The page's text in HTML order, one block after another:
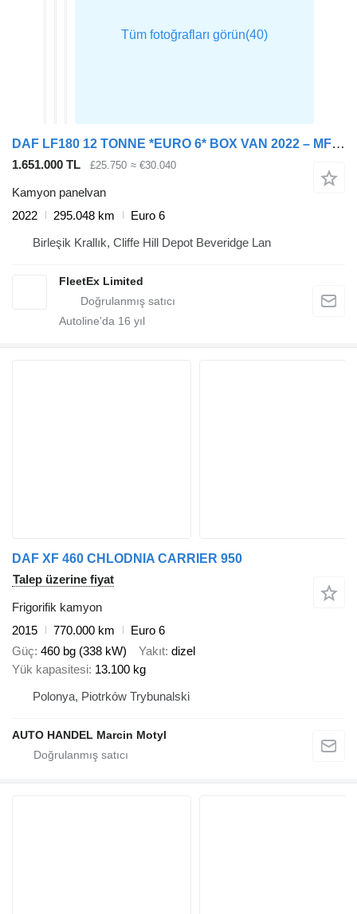
DAF LF180 12 TONNE *EURO 6* BOX VAN 2022 – MF72 OPA
1.651.000 TL £25.750 ≈ €30.040
Kamyon panelvan
2022
295.048 km
Euro 6
Birleşik Krallık, Cliffe Hill Depot Beveridge Lan
FleetEx Limited
Autoline'da 16 yıl
DAF XF 460 CHLODNIA CARRIER 950
Talep üzerine fiyat
Frigorifik kamyon
2015
770.000 km
Euro 6
Güç 460 bg (338 kW) Yakıt dizel
Yük kapasitesi 13.100 kg
Polonya, Piotrków Trybunalski
AUTO HANDEL Marcin Motyl